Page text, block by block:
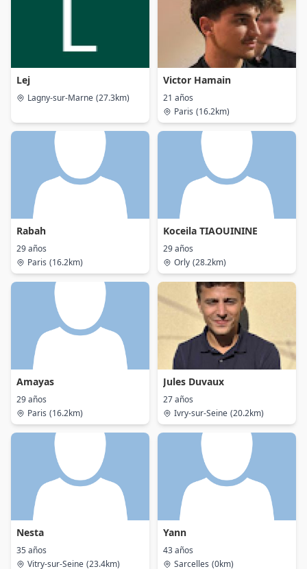
Lej
Lagny-sur-Marne (27.3km)
Victor Hamain
21 años
Paris (16.2km)
Rabah
29 años
Paris (16.2km)
Koceila TIAOUININE
29 años
Orly (28.2km)
Amayas
29 años
Paris (16.2km)
Jules Duvaux
27 años
Ivry-sur-Seine (20.2km)
Nesta
35 años
Vitry-sur-Seine (23.4km)
Yann
43 años
Sarcelles (0km)